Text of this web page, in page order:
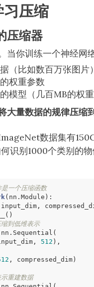
压缩
压缩器
当你训练一个神经网
（比如数百万张图片）
权重参数
模型（几百MB的权重
大量数据的规律压缩
数据集有
识别1000个类别的
一个压缩函数
( nn . Module ) :
input_dim,
()
到低维表示
nn . Sequential (
, 512 ),
, compressed_dim)
重建数据